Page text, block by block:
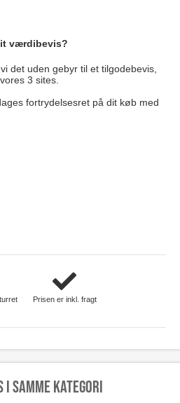
værdibevis?
det uden gebyr til et tilgodebevis,
3 sites.
fortrydelsesret på dit køb med
Prisen er inkl. fragt
samme kategori